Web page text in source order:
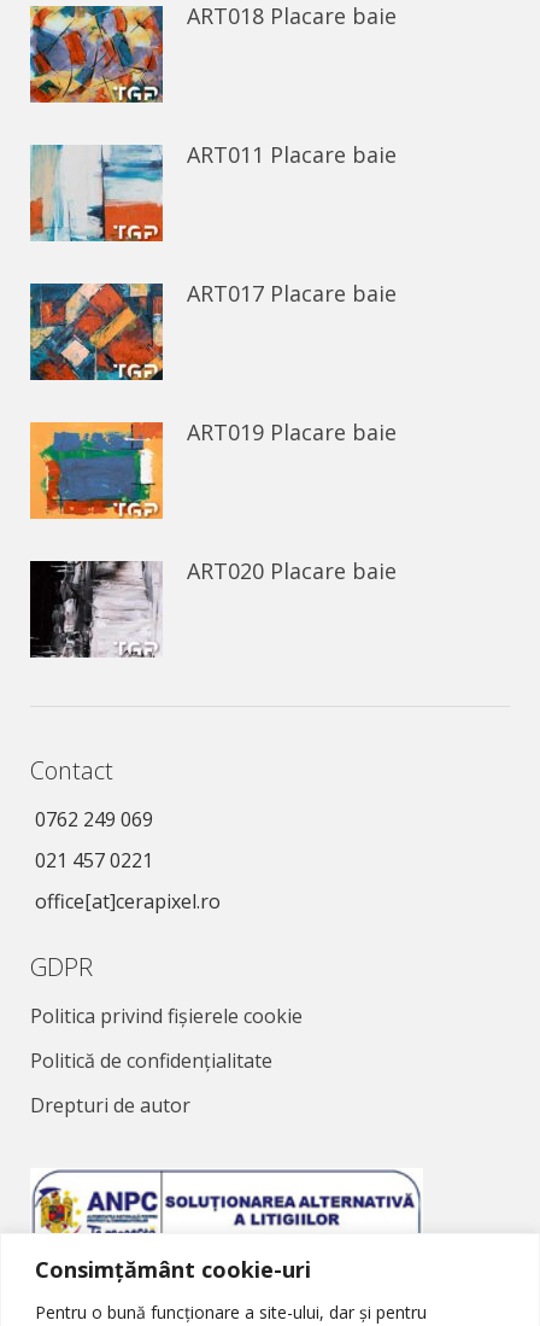
Consimțământ cookie-uri
Pentru o bună funcționare a site-ului, dar și pentru
ART018 Placare baie
ART011 Placare baie
ART017 Placare baie
ART019 Placare baie
ART020 Placare baie
Contact
0762 249 069
021 457 0221
office[at]cerapixel.ro
GDPR
Politica privind fișierele cookie
Politică de confidențialitate
Drepturi de autor
Soluționarea Alternativă a Litigiilor